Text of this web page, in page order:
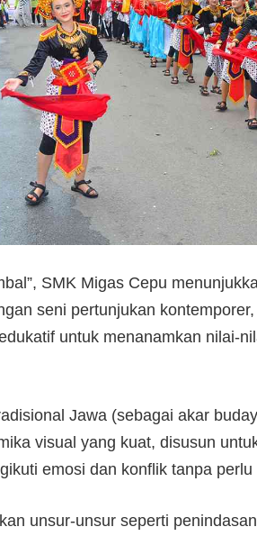
SMK Migas Cepu
seni pertunjukan
untuk menanamkan nilai-
Jawa (sebagai akar
visual yang kuat, disusun
emosi dan konflik tanpa
unsur-unsur seperti